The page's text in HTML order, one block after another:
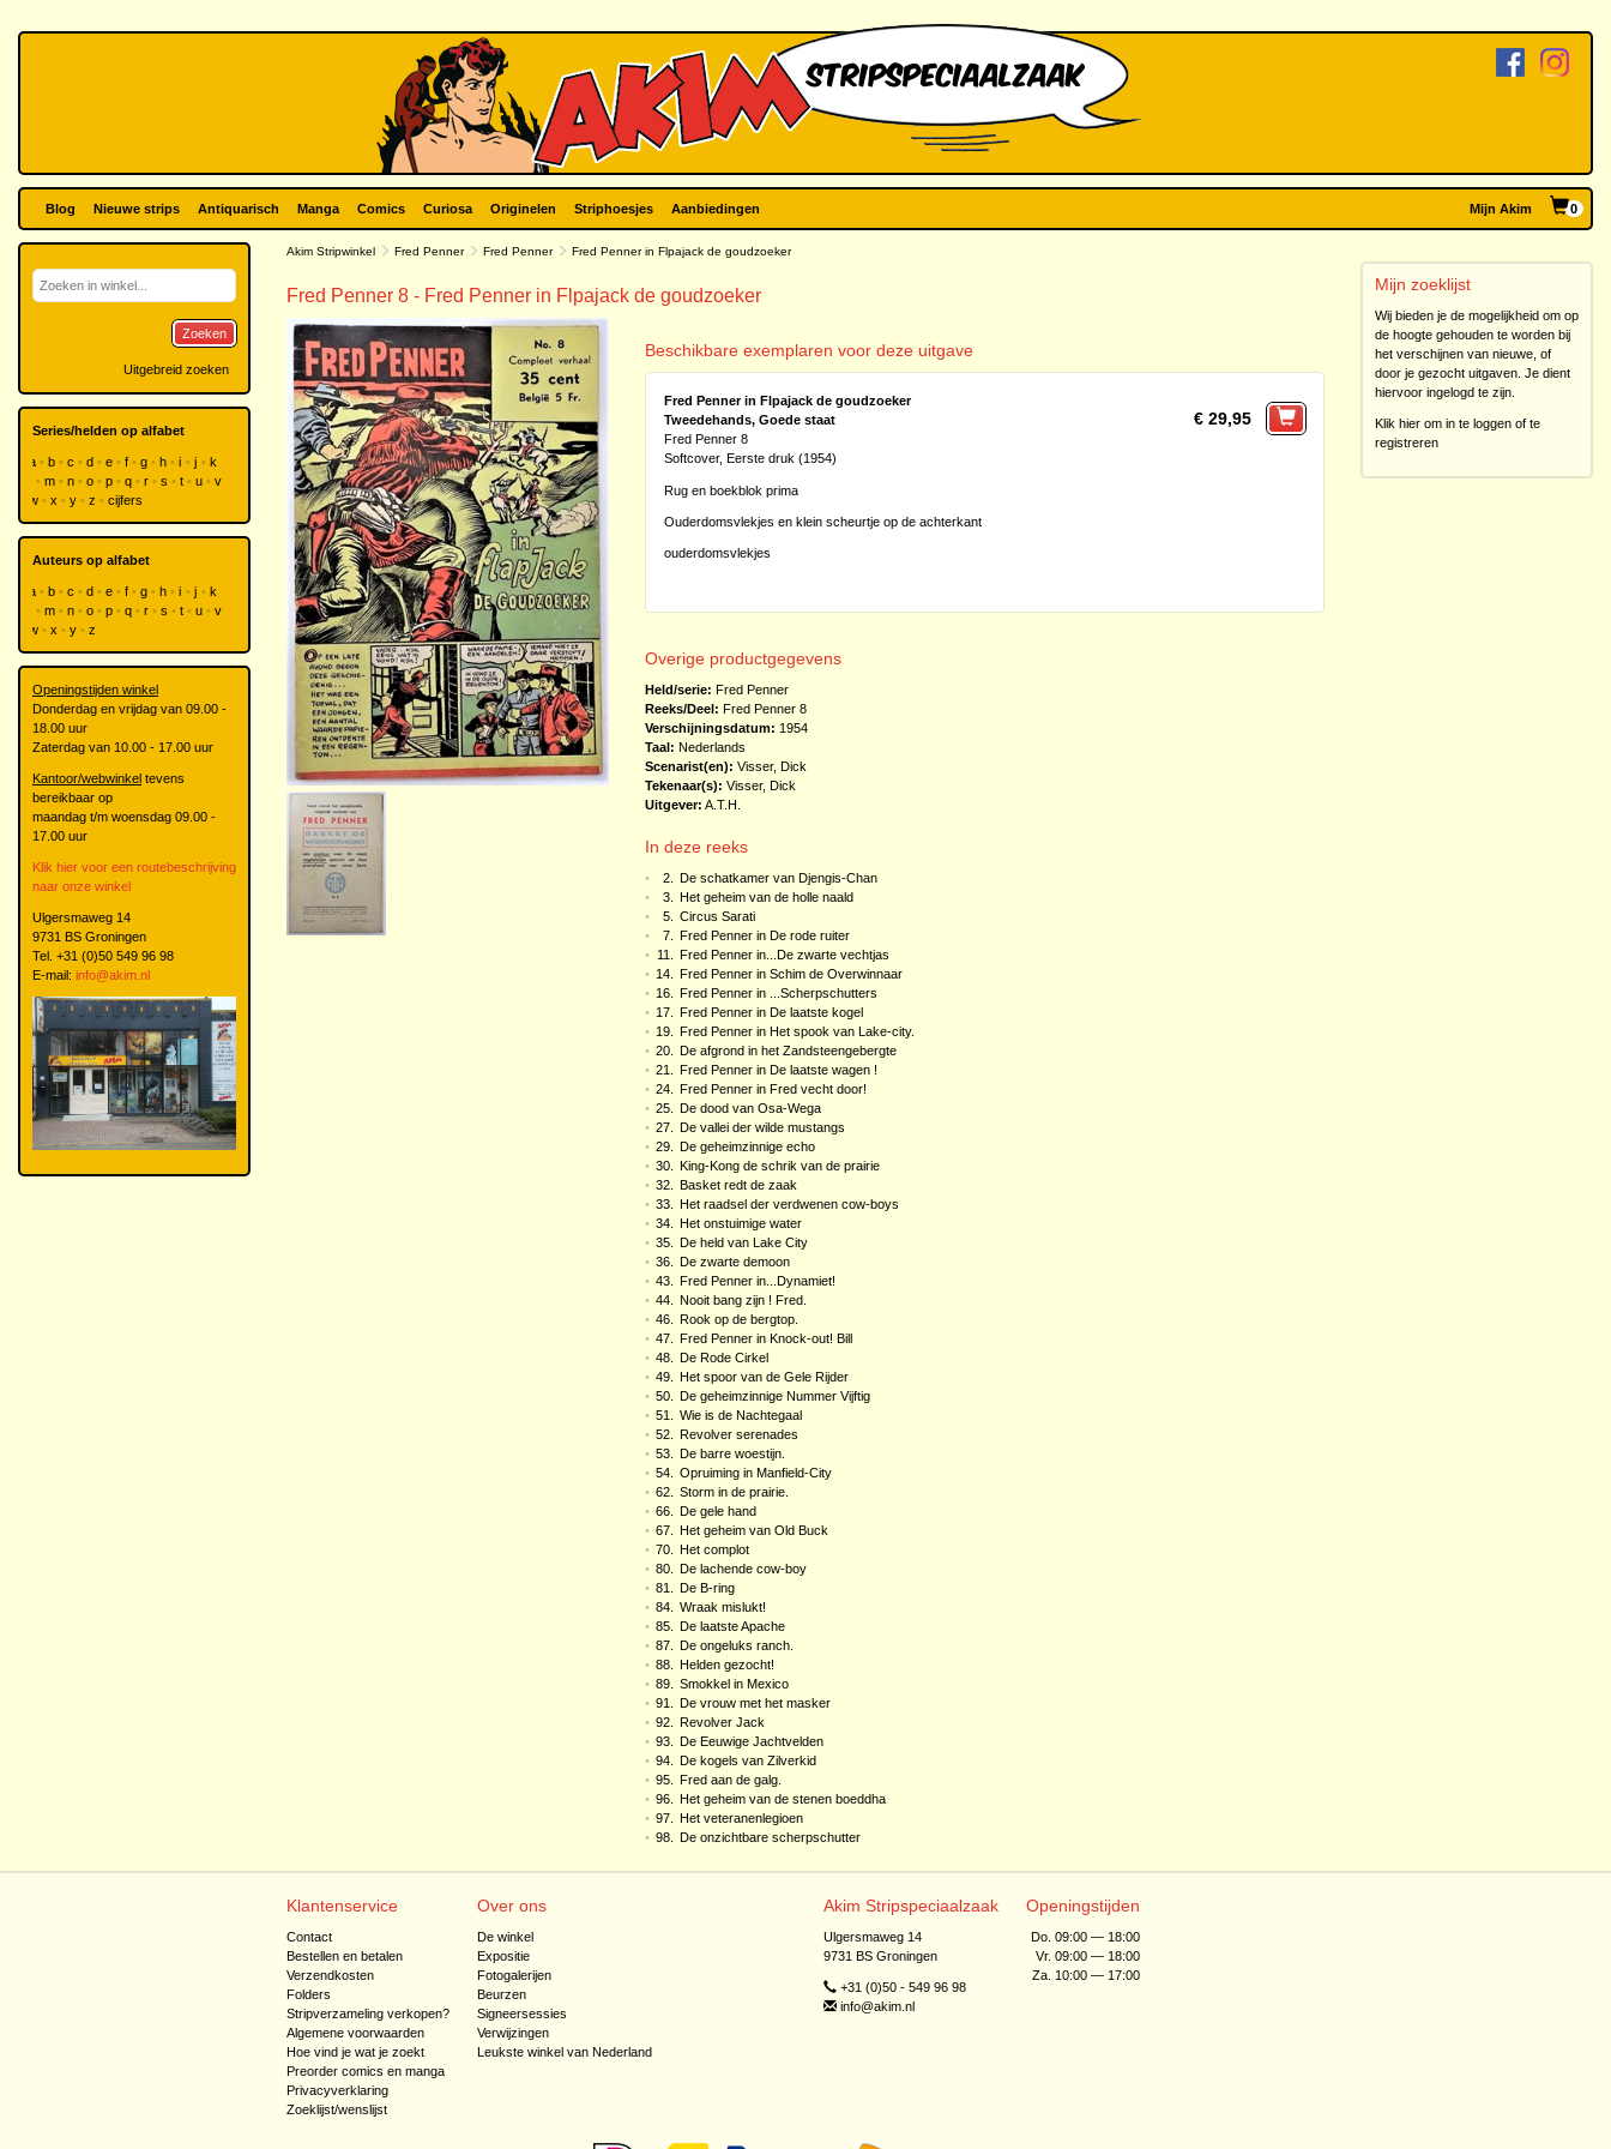
Blog Nieuwe strips Antiquarisch Manga Comics Curiosa Originelen Striphoesjes Aanbiedingen Mijn Akim 0
Akim Stripwinkel Fred Penner Fred Penner Fred Penner in Flpajack de goudzoeker
Fred Penner 8 - Fred Penner in Flpajack de goudzoeker
Beschikbare exemplaren voor deze uitgave
Fred Penner in Flpajack de goudzoeker
Tweedehands, Goede staat
Fred Penner 8
Softcover, Eerste druk (1954)
Rug en boekblok prima
Ouderdomsvlekjes en klein scheurtje op de achterkant
ouderdomsvlekjes
€ 29,95
Overige productgegevens
Held/serie: Fred Penner
Reeks/Deel: Fred Penner8
Verschijningsdatum: 1954
Taal: Nederlands
Scenarist(en): Visser, Dick
Tekenaar(s): Visser, Dick
Uitgever: A.T.H.
In deze reeks
• 2.
De schatkamer van Djengis-Chan
•
3.
Het geheim van de holle naald
•
5.
Circus Sarati
•
7.
Fred Penner in De rode ruiter
•
11.
Fred Penner in...De zwarte vechtjas
• 14.
Fred Penner in Schim de Overwinnaar
• 16.
Fred Penner in ...Scherpschutters
• 17.
Fred Penner in De laatste kogel
• 19.
Fred Penner in Het spook van Lake-city.
• 20.
De afgrond in het Zandsteengebergte
• 21.
Fred Penner in De laatste wagen !
• 24.
Fred Penner in Fred vecht door!
• 25.
De dood van Osa-Wega
• 27.
De vallei der wilde mustangs
• 29.
De geheimzinnige echo
• 30.
King-Kong de schrik van de prairie
• 32.
Basket redt de zaak
• 33.
Het raadsel der verdwenen cow-boys
• 34.
Het onstuimige water
• 35.
De held van Lake City
• 36.
De zwarte demoon
• 43.
Fred Penner in...Dynamiet!
• 44.
Nooit bang zijn ! Fred.
• 46.
Rook op de bergtop.
• 47.
Fred Penner in Knock-out! Bill
• 48.
De Rode Cirkel
• 49.
Het spoor van de Gele Rijder
• 50.
De geheimzinnige Nummer Vijftig
• 51.
Wie is de Nachtegaal
• 52.
Revolver serenades
• 53.
De barre woestijn.
• 54.
Opruiming in Manfield-City
• 62.
Storm in de prairie.
• 66.
De gele hand
• 67.
Het geheim van Old Buck
• 70.
Het complot
• 80.
De lachende cow-boy
• 81.
De B-ring
• 84.
Wraak mislukt!
• 85.
De laatste Apache
• 87.
De ongeluks ranch.
• 88.
Helden gezocht!
• 89.
Smokkel in Mexico
• 91.
De vrouw met het masker
• 92.
Revolver Jack
• 93.
De Eeuwige Jachtvelden
• 94.
De kogels van Zilverkid
• 95.
Fred aan de galg.
• 96.
Het geheim van de stenen boeddha
• 97.
Het veteranenlegioen
• 98. De onzichtbare scherpschutter
Mijn zoeklijst
Wij bieden je de mogelijkheid om op
de hoogte gehouden te worden bij
het verschijnen van nieuwe, of
door je gezocht uitgaven. Je dient
hiervoor ingelogd te zijn.
Klik hier om in te loggen of te
registreren
Zoeken
Uitgebreid zoeken
Series/helden op alfabet
a b c d e f g h i j
k
m n o p q r s t u
v
w
x y z cijfers
Auteurs op alfabet
a b c d e f g h i j
k
m n o p q r s t u
v
w
x y z
Openingstijden winkel
Donderdag en vrijdag van 09.00 -
18.00 uur
Zaterdag van 10.00 - 17.00 uur
Kantoor/webwinkel tevens
bereikbaar op
maandag t/m woensdag 09.00 -
17.00 uur
Klik hier voor een routebeschrijving
naar onze winkel
Ulgersmaweg 14
9731 BS Groningen
Tel. +31 (0)50 549 96 98
E-mail: info@akim.nl
Klantenservice
Contact
Bestellen en betalen
Verzendkosten
Folders
Stripverzameling verkopen?
Algemene voorwaarden
Hoe vind je wat je zoekt
Preorder comics en manga
Privacyverklaring
Zoeklijst/wenslijst
Over ons
De winkel
Expositie
Fotogalerijen
Beurzen
Signeersessies
Verwijzingen
Leukste winkel van Nederland
Akim Stripspeciaalzaak
Ulgersmaweg 14
9731 BS Groningen
+31 (0)50 - 549 96 98
info@akim.nl
Openingstijden
Do. 09:00 — 18:00
Vr. 09:00 — 18:00
Za. 10:00 — 17:00